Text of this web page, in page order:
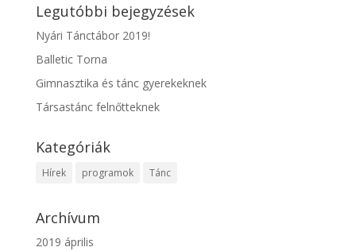
Legutóbbi bejegyzések
Nyári Tánctábor 2019!
Balletic Torna
Gimnasztika és tánc gyerekeknek
Társastánc felnőtteknek
Kategóriák
Hírek programok Tánc
Archívum
2019 április